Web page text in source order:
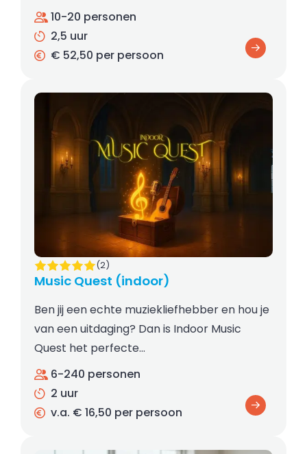
10-20 personen
2,5 uur
€ 52,50 per persoon
Music Quest (indoor)
(2)
Ben jij een echte muziekliefhebber en hou je
van een uitdaging? Dan is Indoor Music
Quest het perfecte…
6-240 personen
2 uur
v.a. € 16,50 per persoon